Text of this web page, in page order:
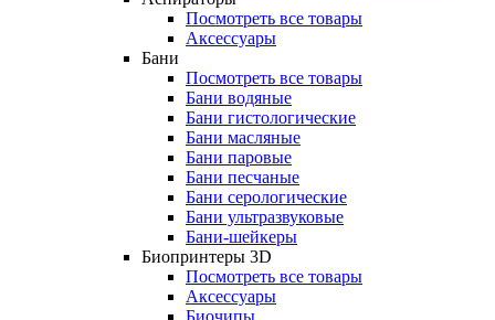
Посмотреть все товары
Аксессуары
Бани
Посмотреть все товары
Бани водяные
Бани гистологические
Бани масляные
Бани паровые
Бани песчаные
Бани серологические
Бани ультразвуковые
Бани-шейкеры
Биопринтеры 3D
Посмотреть все товары
Аксессуары
Биочипы